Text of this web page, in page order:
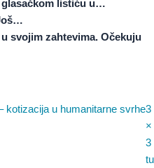
glasačkom listiću u…
svojim zahtevima. Očekuju
3
×
3
tu